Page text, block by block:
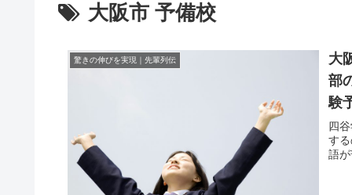
大阪市 予備校
驚きの伸びを実現｜先輩列伝
大
部
験
四
す
語